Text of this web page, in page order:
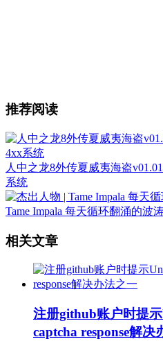
推荐阅读
人中之龙8外传夏威夷海盗
系统
Tame Impala 每天循环翻涌的波
相关文章
注册github账户时提
captcha response解决